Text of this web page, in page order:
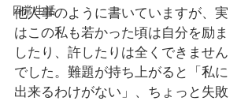
日常生活
他人事のように書いていますが、実
はこの私も若かった頃は自分を励ま
したり、許したりは全くできません
でした。難題が持ち上がると「私に
出来るわけがない」、ちょっと失敗